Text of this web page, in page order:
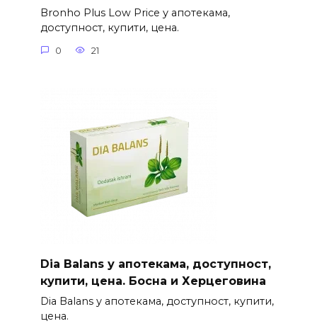
Bronho Plus Low Price у апотекама,
доступност, купити, цена.
0 21
Dia Balans у апотекама, доступност,
купити, цена. Босна и Херцеговина
Dia Balans у апотекама, доступност, купити,
цена.